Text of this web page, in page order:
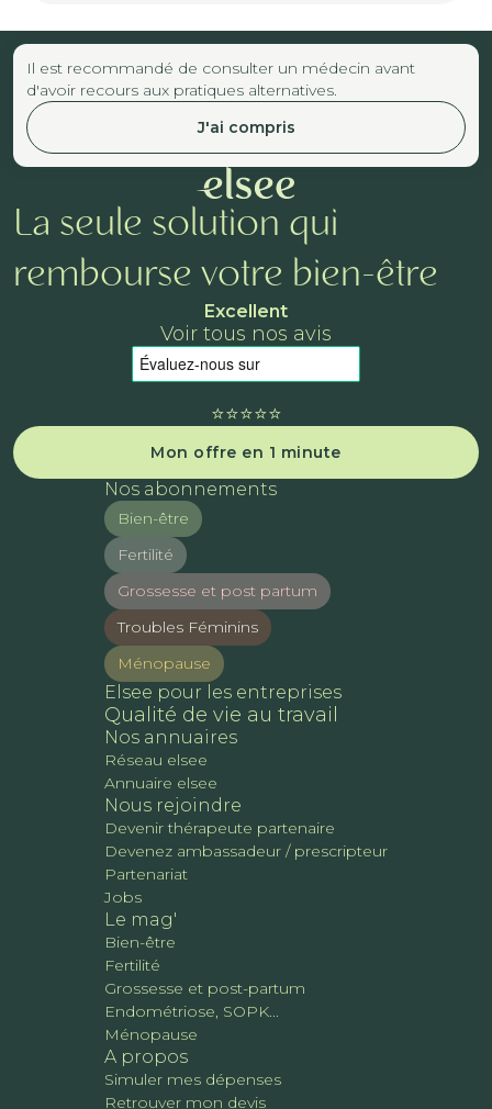
Il est recommandé de consulter un médecin avant
d'avoir recours aux pratiques alternatives.
J'ai compris
La seule solution qui
rembourse votre bien-être
Excellent
Voir tous nos avis
⭐️⭐️⭐️⭐️⭐️
Mon offre en 1 minute
Nos abonnements
Bien-être
Fertilité
Grossesse et post partum
Troubles Féminins
Ménopause
Elsee pour les entreprises
Qualité de vie au travail
Nos annuaires
Réseau elsee
Annuaire elsee
Nous rejoindre
Devenir thérapeute partenaire
Devenez ambassadeur / prescripteur
Partenariat
Jobs
Le mag'
Bien-être
Fertilité
Grossesse et post-partum
Endométriose, SOPK...
Ménopause
A propos
Simuler mes dépenses
Retrouver mon devis